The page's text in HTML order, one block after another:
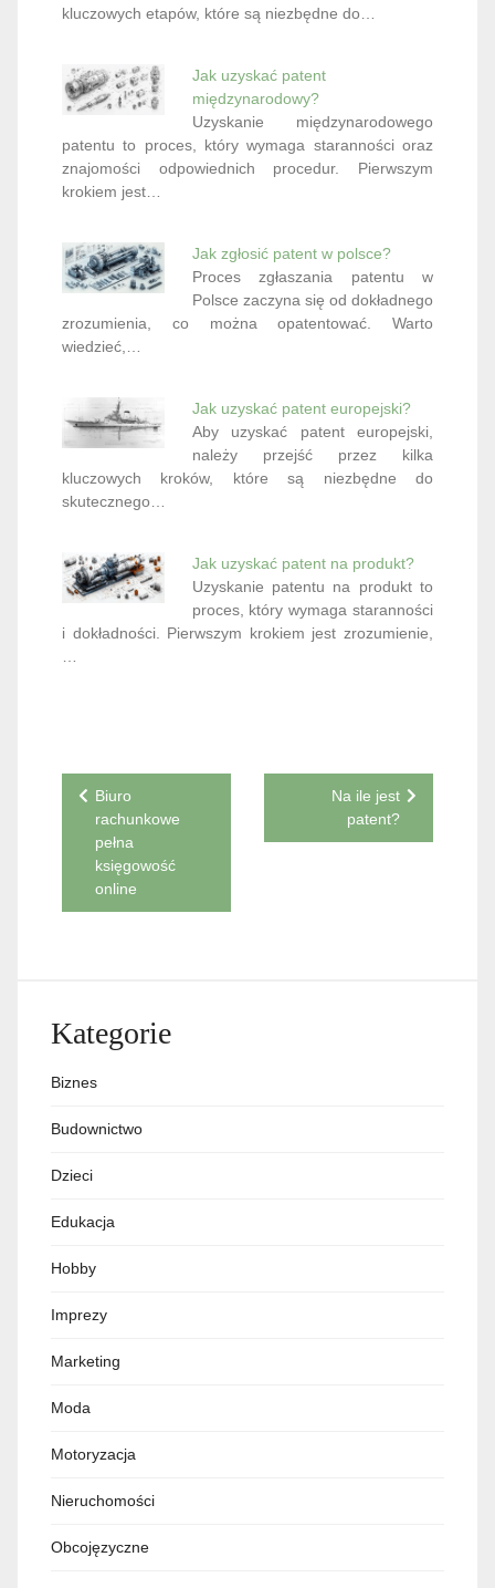
kluczowych etapów, które są niezbędne do…
Jak uzyskać patent
międzynarodowy?
Uzyskanie międzynarodowego
patentu to proces, który wymaga staranności oraz
znajomości odpowiednich procedur. Pierwszym
krokiem jest…
Jak zgłosić patent w polsce?
Proces zgłaszania patentu w
Polsce zaczyna się od dokładnego
zrozumienia, co można opatentować. Warto
wiedzieć,…
Jak uzyskać patent europejski?
Aby uzyskać patent europejski,
należy przejść przez kilka
kluczowych kroków, które są niezbędne do
skutecznego…
Jak uzyskać patent na produkt?
Uzyskanie patentu na produkt to
proces, który wymaga staranności
i dokładności. Pierwszym krokiem jest zrozumienie,
Nawigacja
wpisu
Biuro
rachunkowe
pełna
księgowość
online
Na ile jest
patent?
Kategorie
Biznes
Budownictwo
Dzieci
Edukacja
Hobby
Imprezy
Marketing
Moda
Motoryzacja
Nieruchomości
Obcojęzyczne